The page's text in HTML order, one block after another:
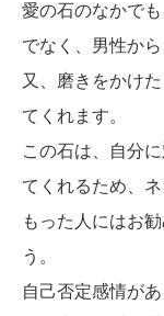
愛の石のなかで
でなく、男性か
又、磨きをかけ
てくれます。
この石は、自分
てくれるため、
もった人にはお
う。
自己否定感情が